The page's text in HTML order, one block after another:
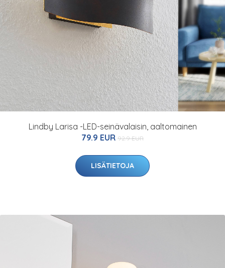
Lindby Larisa -LED-seinävalaisin, aaltomainen
79.9 EUR 92.9 EUR
LISÄTIETOJA